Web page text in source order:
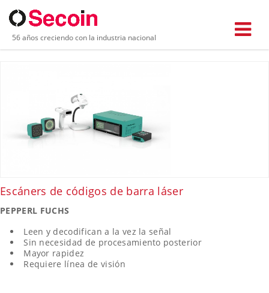
56 años creciendo con la industria nacional
PRODUCTOS EN LECTORES CÓDIGO DE
BARRAS Y CÁMARAS DE INSPECCIÓN
Escáners de códigos de barra láser
PEPPERL FUCHS
Leen y decodifican a la vez la señal
Sin necesidad de procesamiento posterior
Mayor rapidez
Requiere línea de visión